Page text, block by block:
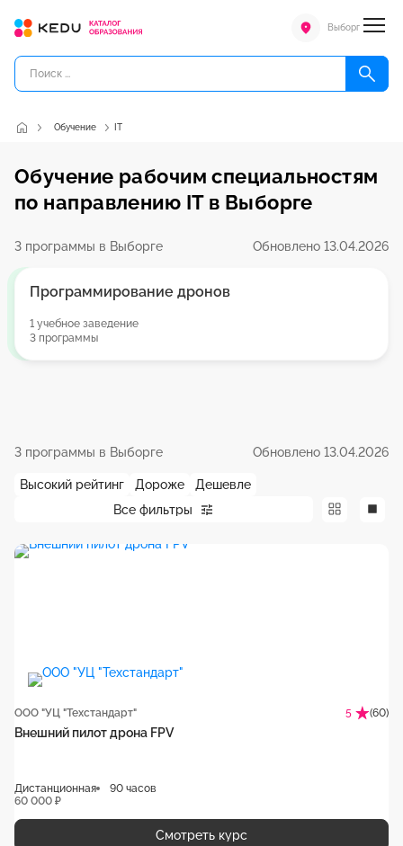
Выборг
Обучение IT
Обучение рабочим специальностям
по направлению IT в Выборге
3 программы в Выборге Обновлено 13.04.2026
Программирование дронов
1 учебное заведение
3 программы
3 программы в Выборге Обновлено 13.04.2026
Все фильтры
Высокий рейтинг Дороже Дешевле
ООО "УЦ "Техстандарт" 5 (60)
Внешний пилот дрона FPV
Дистанционная
90 часов
60 000 ₽
Смотреть курс